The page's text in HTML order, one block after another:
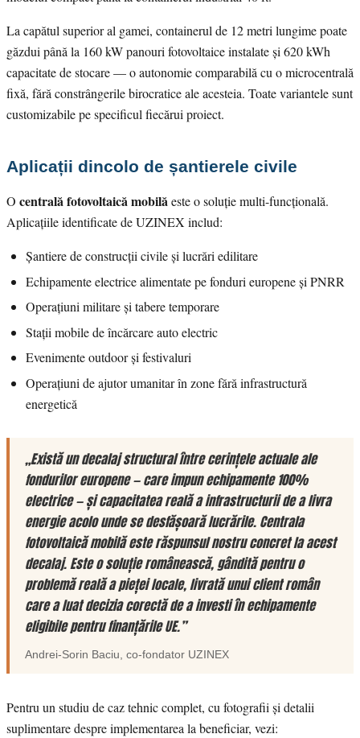
La capătul superior al gamei, containerul de 12 metri lungime poate
găzdui până la 160 kW panouri fotovoltaice instalate și 620 kWh
capacitate de stocare — o autonomie comparabilă cu o microcentrală
fixă, fără constrângerile birocratice ale acesteia. Toate variantele sunt
customizabile pe specificul fiecărui proiect.
Aplicații dincolo de șantierele civile
O centrală fotovoltaică mobilăeste o soluție multi-funcțională.
Aplicațiile identificate de UZINEX includ:
Șantiere de construcții civile și lucrări edilitare
Echipamente electrice alimentate pe fonduri europene și PNRR
Operațiuni militare și tabere temporare
Stații mobile de încărcare auto electric
Evenimente outdoor și festivaluri
Operațiuni de ajutor umanitar în zone fără infrastructură
energetică
„Există un decalaj structural între cerințele actuale ale
fondurilor europene — care impun echipamente 100%
electrice — și capacitatea reală a infrastructurii de a livra
energie acolo unde se desfășoară lucrările. Centrala
fotovoltaică mobilă este răspunsul nostru concret la acest
decalaj. Este o soluție românească, gândită pentru o
problemă reală a pieței locale, livrată unui client român
care a luat decizia corectă de a investi în echipamente
eligibile pentru finanțările UE.”
Andrei-Sorin Baciu , co-fondator UZINEX
Pentru un studiu de caz tehnic complet, cu fotografii și detalii
suplimentare despre implementarea la beneficiar, vezi: